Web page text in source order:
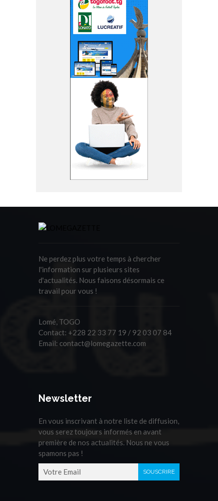
Ne perdez plus votre temps à chercher
l'information sur plusieurs sites
d'actualités. Nous faisons désormais ce
travail pour vous !
Lomé, TOGO
Contact: +228 22 33 77 19 / 92 03 07 84
Email: contact@lomegazette.com
Newsletter
En vous inscrivant à notre liste de diffusion,
vous serez toujours informés en avant
première de nos actualités. Nous ne vous
spamons pas !